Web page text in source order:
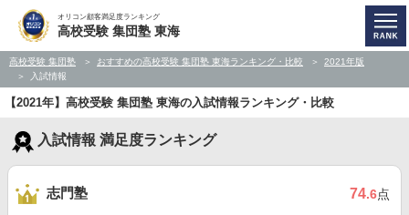
オリコン顧客満足度ランキング
高校受験 集団塾 東海
高校受験 集団塾 おすすめの高校受験 集団塾 東海ランキング・比較
2021年版
入試情報
【2021年】高校受験 集団塾 東海の入試情報ランキング・比較
入試情報 満足度ランキング
志門塾 74.6点